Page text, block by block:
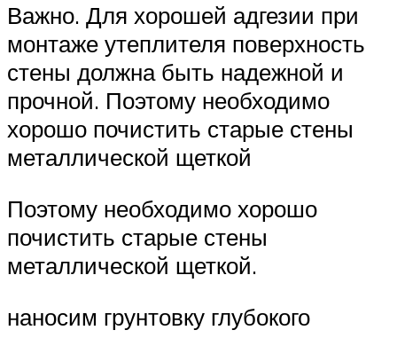
Важно. Для хорошей адгезии при
монтаже утеплителя поверхность
стены должна быть надежной и
прочной. Поэтому необходимо
хорошо почистить старые стены
металлической щеткой
Поэтому необходимо хорошо
почистить старые стены
металлической щеткой.
наносим грунтовку глубокого